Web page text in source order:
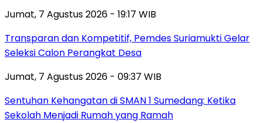
Jumat, 7 Agustus 2026 - 19:17 WIB
Transparan dan Kompetitif, Pemdes Suriamukti Gelar
Seleksi Calon Perangkat Desa
Jumat, 7 Agustus 2026 - 09:37 WIB
Sentuhan Kehangatan di SMAN 1 Sumedang: Ketika
Sekolah Menjadi Rumah yang Ramah